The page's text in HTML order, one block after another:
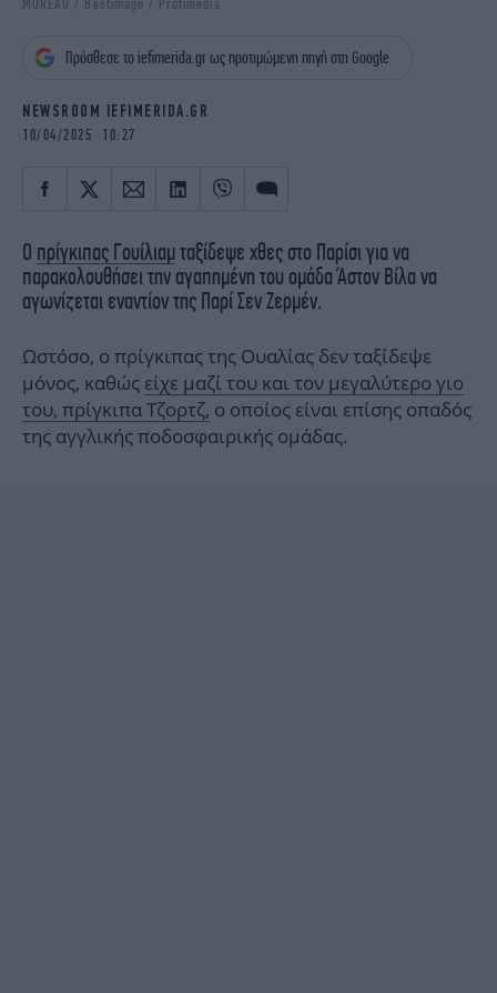
iBOOKS
OSCARS
NEWSLETTER
MOREAU / Bestimage / Profimedia
Πρόσθεσε το iefimerida.gr ως προτιμώμενη πηγή στη Google
NEWSROOM IEFIMERIDA.GR
10/04/2025 10:27
Ο πρίγκιπας Γουίλιαμταξίδεψε χθες στο Παρίσι για να
παρακολουθήσει την αγαπημένη του ομάδα Άστον Βίλα να
αγωνίζεται εναντίον της Παρί Σεν Ζερμέν.
Ωστόσο, ο πρίγκιπας της Ουαλίας δεν ταξίδεψε
μόνος, καθώς είχε μαζί του και τον μεγαλύτερο γιο
του, πρίγκιπα Τζορτζ, ο οποίος είναι επίσης οπαδός
της αγγλικής ποδοσφαιρικής ομάδας.